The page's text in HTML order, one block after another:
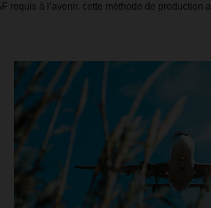
requis à l’avenir, cette méthode de production a